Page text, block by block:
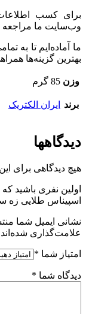
برای کسب
وب‌سایت ما مراجعه
ما آماده‌ایم تا به
بهترین گزینه‌ها
وزن 85 گرم
برند ایران الکتریک
دیدگاهها
هیچ دیدگاهی برای
اولین نفری باشید
اسپیناس طلایی زه
نشانی ایمیل شما
علامت‌گذاری شده‌اند
امتیاز شما *
دیدگاه شما *